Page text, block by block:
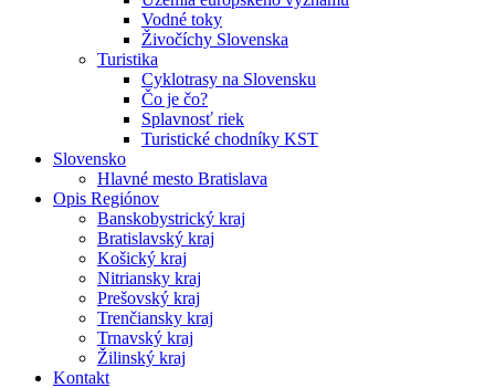
Vodné toky
Živočíchy Slovenska
Turistika
Cyklotrasy na Slovensku
Čo je čo?
Splavnosť riek
Turistické chodníky KST
Slovensko
Hlavné mesto Bratislava
Opis Regiónov
Banskobystrický kraj
Bratislavský kraj
Košický kraj
Nitriansky kraj
Prešovský kraj
Trenčiansky kraj
Trnavský kraj
Žilinský kraj
Kontakt